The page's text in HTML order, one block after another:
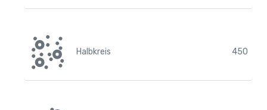
Halbkreis 450